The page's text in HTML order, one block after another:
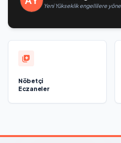
Yeni Yükseklik engellilere
Nöbetçi
Eczaneler